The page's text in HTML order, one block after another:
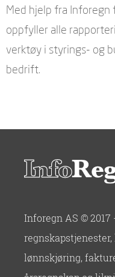
Med hjelp fra Inforegn
oppfyller alle
verktøy i styrings- og
bedrift.
Inforegn AS ©
lønnskjøring,